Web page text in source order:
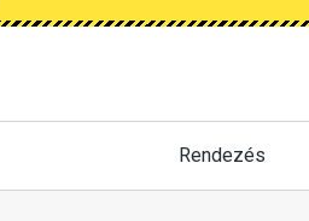
Rendezés